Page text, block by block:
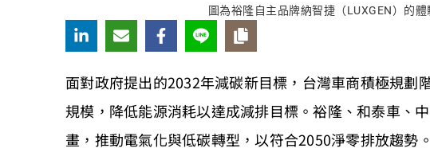
圖為裕隆自主品牌納智捷（LUXGEN）的
面對政府提出的2032年減碳新目標，台灣車商積極規劃
規模，降低能源消耗以達成減排目標。裕隆、和泰車、
畫，推動電氣化與低碳轉型，以符合2050淨零排放趨勢。